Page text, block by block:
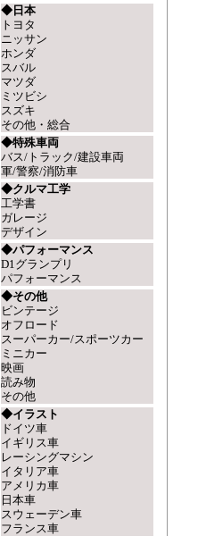
◆日本
トヨタ
ニッサン
ホンダ
スバル
マツダ
ミツビシ
スズキ
その他・総合
◆特殊車両
バス/トラック/建設車両
軍/警察/消防車
◆クルマ工学
工学書
ガレージ
デザイン
◆パフォーマンス
D1グランプリ
パフォーマンス
◆その他
ビンテージ
オフロード
スーパーカー/スポーツカー
ミニカー
映画
読み物
その他
◆イラスト
ドイツ車
イギリス車
レーシングマシン
イタリア車
アメリカ車
日本車
スウェーデン車
フランス車